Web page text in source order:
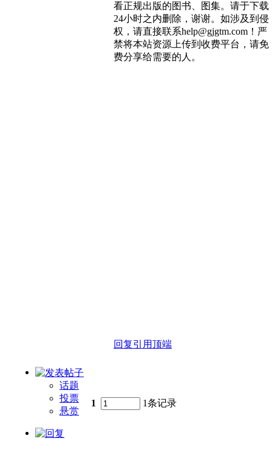
看正规出版的图书、图集。请于下载
24小时之内删除，谢谢。如涉及到侵
权，请直接联系help@gjgtm.com！严
禁将本站资源上传到收费平台，请免
费分享给需要的人。
回复引用顶端
话题
投票
悬赏
1 1条记录